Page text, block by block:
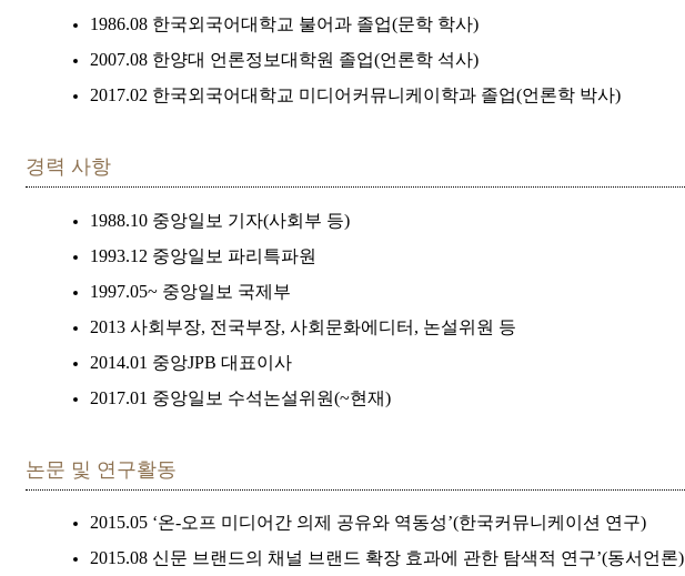
1986.08 한국외국어대학교 불어과 졸업(문학 학사)
2007.08 한양대 언론정보대학원 졸업(언론학 석사)
2017.02 한국외국어대학교 미디어커뮤니케이학과 졸업(언론학 박사)
경력 사항
1988.10 중앙일보 기자(사회부 등)
1993.12 중앙일보 파리특파원
1997.05~ 중앙일보 국제부
2013 사회부장, 전국부장, 사회문화에디터, 논설위원 등
2014.01 중앙JPB 대표이사
2017.01 중앙일보 수석논설위원(~현재)
논문 및 연구활동
2015.05 ‘온-오프 미디어간 의제 공유와 역동성’(한국커뮤니케이션 연구)
2015.08 신문 브랜드의 채널 브랜드 확장 효과에 관한 탐색적 연구’(동서언론)